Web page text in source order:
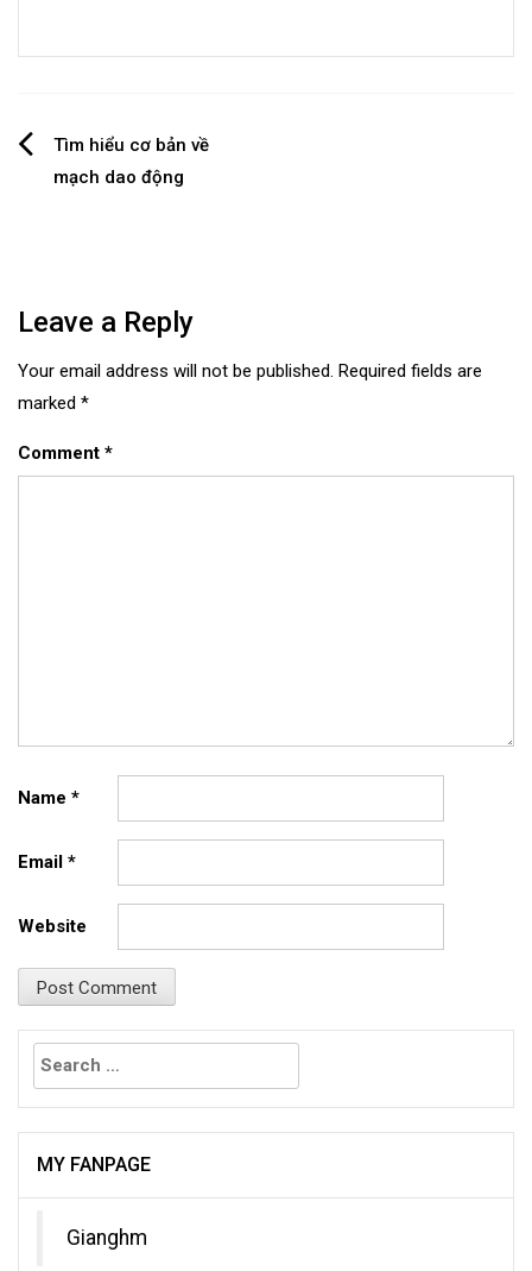
PostTìm hiểu cơ bản về
mạch dao động
Leave a Reply
Your email address will not be published. Required fields are
marked *
Comment *
Name *
Email *
Website
Search
for:
MY FANPAGE
Gianghm